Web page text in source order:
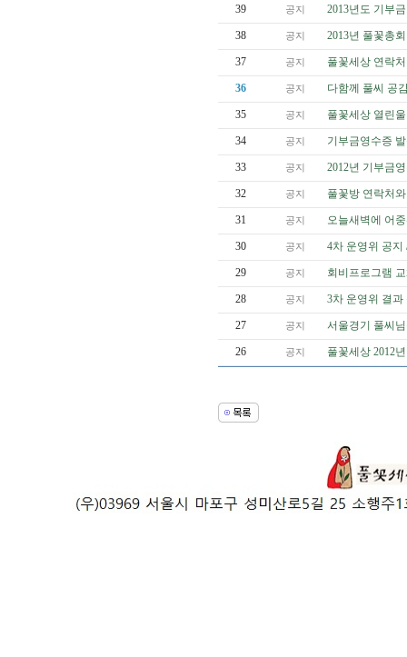
39 공지 2013년도 기부
38 공지 2013년 풀꽃총
37 공지 풀꽃세상 연락
36 공지 다함께 풀씨 공
35 공지 풀꽃세상 열린
34 공지 기부금영수증
33 공지 2012년 기부금
32 공지 풀꽃방 연락처
31 공지 오늘새벽에 어
30 공지 4차 운영위 공
29 공지 회비프로그램
28 공지 3차 운영위 결과
27 공지 서울경기 풀씨
26 공지 풀꽃세상 2012